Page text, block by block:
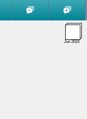
Jun 2024